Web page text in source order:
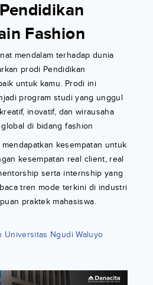
Fashion
mendalam terhadap dunia
prodi Pendidikan
untuk kamu. Prodi ini
program studi yang unggul
inovatif, dan wirausaha
di bidang fashion
kesempatan untuk
kesempatan real client, real
serta internship yang
tren mode terkini di industri
praktek mahasiswa.
Universitas Ngudi Waluyo